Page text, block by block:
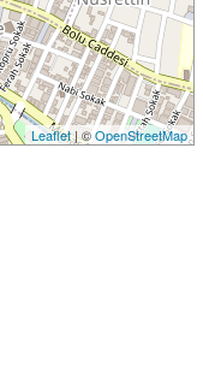
Leaflet| ©OpenStreetMap